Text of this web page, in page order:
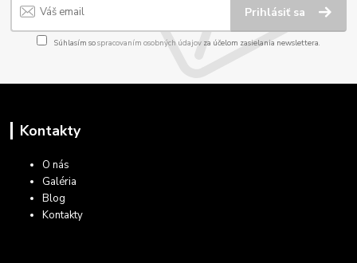
Prihlásiť sa
Súhlasím sospracovaním osobných údajov za účelom zasielania newslettera.
Kontakty
O nás
Galéria
Blog
Kontakty